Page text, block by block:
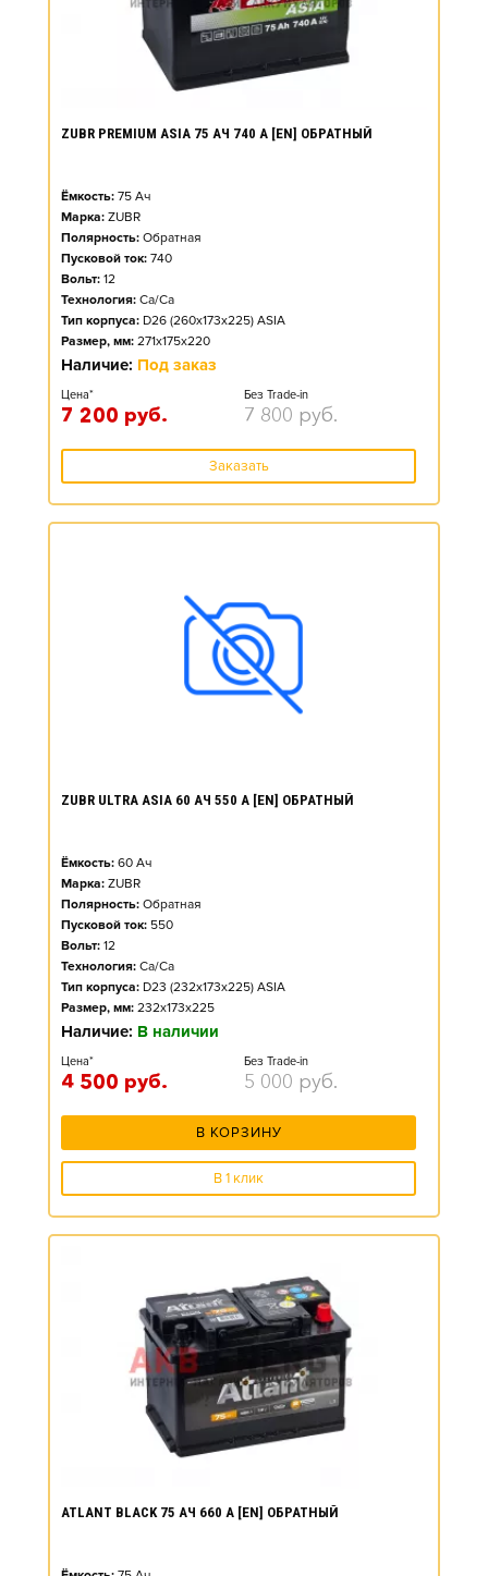
ZUBR PREMIUM ASIA 75 АЧ 740 А [EN] ОБРАТНЫЙ
Ёмкость: 75 Ач
Марка: ZUBR
Полярность: Обратная
Пусковой ток: 740
Вольт: 12
Технология: Ca/Ca
Тип корпуса: D26 (260x173x225) ASIA
Размер, мм: 271x175x220
Наличие: Под заказ
Цена*
7 200 руб.
Без Trade-in
7 800 руб.
Заказать
ZUBR ULTRA ASIA 60 АЧ 550 А [EN] ОБРАТНЫЙ
Ёмкость: 60 Ач
Марка: ZUBR
Полярность: Обратная
Пусковой ток: 550
Вольт: 12
Технология: Ca/Ca
Тип корпуса: D23 (232x173x225) ASIA
Размер, мм: 232x173x225
Наличие: В наличии
Цена*
4 500 руб.
Без Trade-in
5 000 руб.
В КОРЗИНУ
В 1 клик
ATLANT BLACK 75 АЧ 660 А [EN] ОБРАТНЫЙ